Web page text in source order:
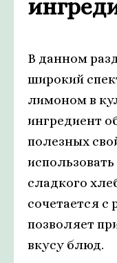
В данном
широкий
лимоном в
ингредиент
полезных
сладкого
сочетается
позволяет
вкусу блюд.